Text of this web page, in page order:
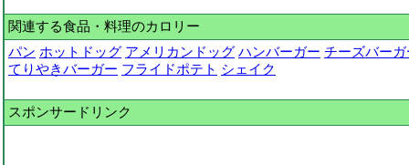
関連する食品・料理のカロリー
パン ホットドッグ アメリカンドッグ ハンバーガー チーズバーガ
てりやきバーガー フライドポテト シェイク
スポンサードリンク